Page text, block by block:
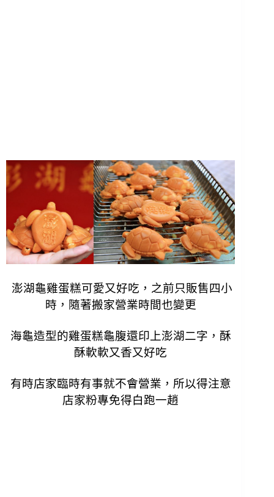
澎湖龜雞蛋糕可愛又好吃，之前只販售四小
時，隨著搬家營業時間也變更
海龜造型的雞蛋糕龜腹還印上澎湖二字，酥
酥軟軟又香又好吃
有時店家臨時有事就不會營業，所以得注意
店家粉專免得白跑一趙